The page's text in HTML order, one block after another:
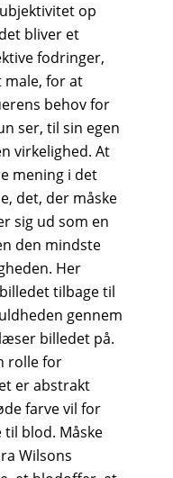
op
bliver et
fodringer,
male, for at
behov for
ser, til sin egen
virkelighed. At
mening i det
det, der måske
sig ud som en
den mindste
Her
tilbage til
gennem
billedet på.
rolle for
er abstrakt
farve vil for
til blod. Måske
Wilsons